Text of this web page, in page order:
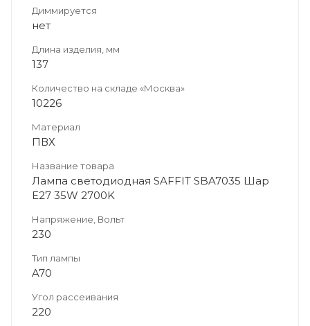
Диммируется
нет
Длина изделия, мм
137
Количество на складе «Москва»
10226
Материал
ПВХ
Название товара
Лампа светодиодная SAFFIT SBA7035 Шар
E27 35W 2700K
Напряжение, Вольт
230
Тип лампы
A70
Угол рассеивания
220